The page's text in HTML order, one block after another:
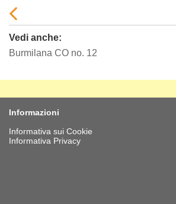
Vedi anche:
Burmilana CO no. 12
Informazioni
Informativa sui Cookie
Informativa Privacy